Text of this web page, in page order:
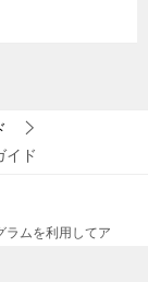
イド
ラムを利用してア